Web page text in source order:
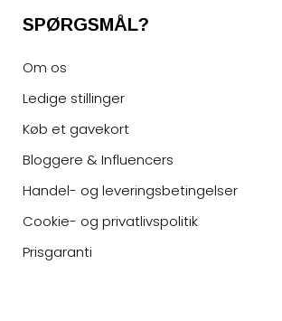
SPØRGSMÅL?
Om os
Ledige stillinger
Køb et gavekort
Bloggere & Influencers
Handel- og leveringsbetingelser
Cookie- og privatlivspolitik
Prisgaranti